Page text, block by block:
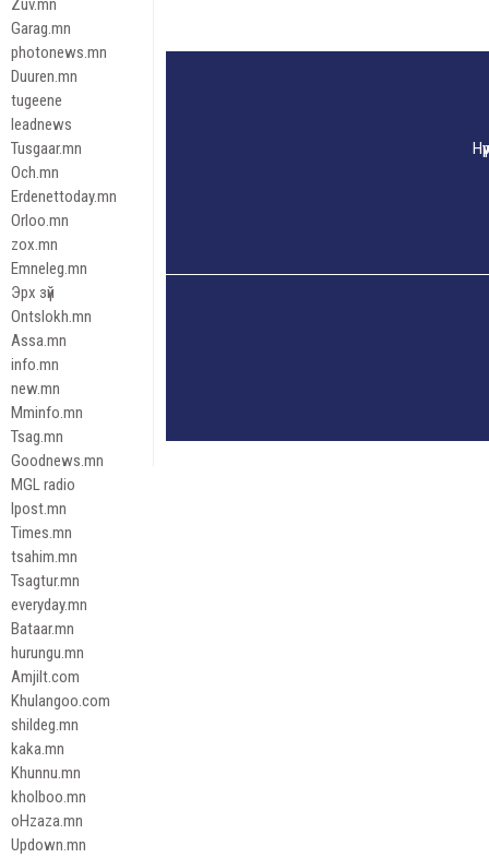
Zuv.mn
Garag.mn
photonews.mn
Duuren.mn
tugeene
leadnews
Tusgaar.mn
Och.mn
Erdenettoday.mn
Orloo.mn
zox.mn
Emneleg.mn
Эрх зүй
Ontslokh.mn
Assa.mn
info.mn
new.mn
Mminfo.mn
Tsag.mn
Goodnews.mn
MGL radio
Ipost.mn
Times.mn
tsahim.mn
Tsagtur.mn
everyday.mn
Bataar.mn
hurungu.mn
Amjilt.com
Khulangoo.com
shildeg.mn
kaka.mn
Khunnu.mn
kholboo.mn
oHzaza.mn
Updown.mn